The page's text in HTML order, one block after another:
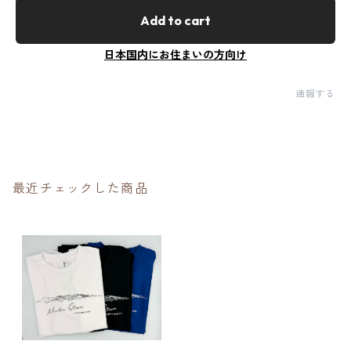
Add to cart
日本国内にお住まいの方向け
通報する
最近チェックした商品